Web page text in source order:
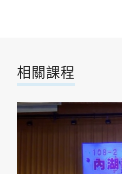
相關課程